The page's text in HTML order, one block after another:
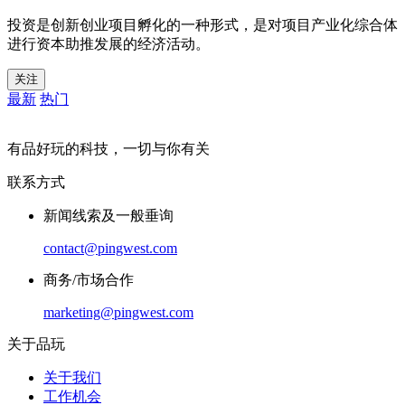
投资是创新创业项目孵化的一种形式，是对项目产业化综合体
进行资本助推发展的经济活动。
关注
最新 热门
有品好玩的科技，一切与你有关
联系方式
新闻线索及一般垂询
contact@pingwest.com
商务/市场合作
marketing@pingwest.com
关于品玩
关于我们
工作机会